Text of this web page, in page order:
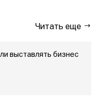
Читать еще
выставлять бизнес